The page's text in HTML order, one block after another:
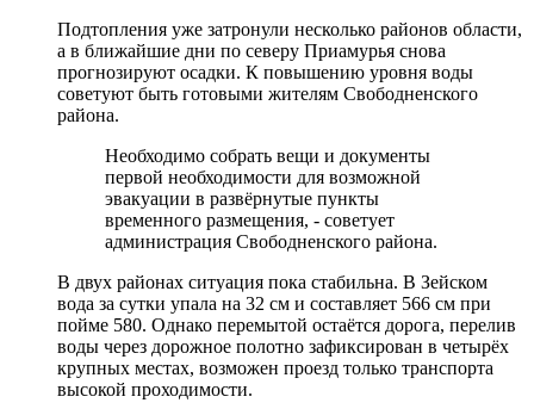
Подтопления уже затронули несколько районов области,
а в ближайшие дни по северу Приамурья снова
прогнозируют осадки. К повышению уровня воды
советуют быть готовыми жителям Свободненского
района.
Необходимо собрать вещи и документы
первой необходимости для возможной
эвакуации в развёрнутые пункты
временного размещения, - советует
администрация Свободненского района.
В двух районах ситуация пока стабильна. В Зейском
вода за сутки упала на 32 см и составляет 566 см при
пойме 580. Однако перемытой остаётся дорога, перелив
воды через дорожное полотно зафиксирован в четырёх
крупных местах, возможен проезд только транспорта
высокой проходимости.